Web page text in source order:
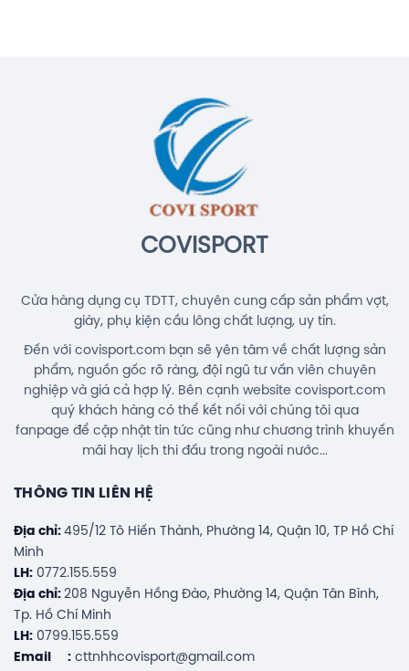
Cước Cầu Lông Gosen Ryzonic 69
Chính Hãng
150.000đ
Balo Cầu Lông Yonex BA52512
(White/Blue) Chính Hãng
1.690.000đ
COVISPORT
Cửa hàng dụng cụ TDTT, chuyên cung cấp sản phẩm vợt,
giày, phụ kiện cầu lông chất lượng, uy tín.
Đến với covisport.com bạn sẽ yên tâm về chất lượng sản
phẩm, nguồn gốc rõ ràng, đội ngũ tư vấn viên chuyên
nghiệp và giá cả hợp lý. Bên cạnh website covisport.com
quý khách hàng có thể kết nối với chúng tôi qua
fanpage để cập nhật tin tức cũng như chương trình khuyến
mãi hay lịch thi đấu trong ngoài nước...
THÔNG TIN LIÊN HỆ
Địa chỉ: 495/12 Tô Hiến Thành, Phường 14, Quận 10, TP Hồ Chí
Minh
LH: 0772.155.559
Địa chỉ: 208 Nguyễn Hồng Đào, Phường 14, Quận Tân Bình,
Tp. Hồ Chí Minh
LH: 0799.155.559
Email : cttnhhcovisport@gmail.com